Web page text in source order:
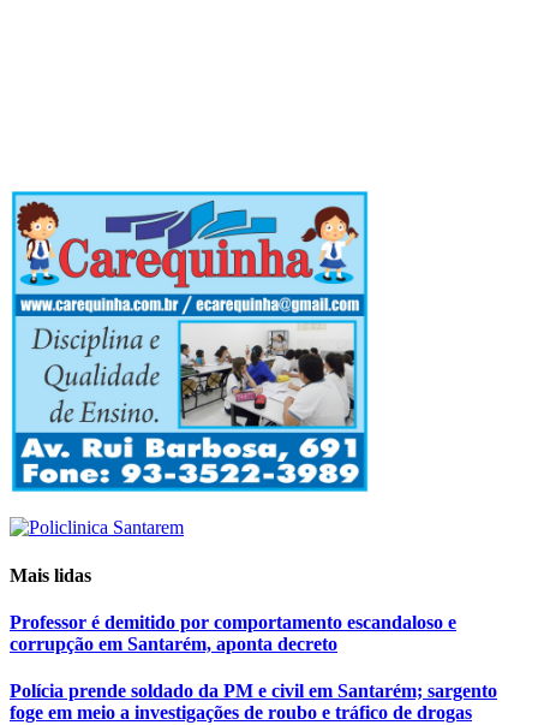
Mais lidas
Professor é demitido por comportamento escandaloso e
corrupção em Santarém, aponta decreto
Polícia prende soldado da PM e civil em Santarém; sargento
foge em meio a investigações de roubo e tráfico de drogas